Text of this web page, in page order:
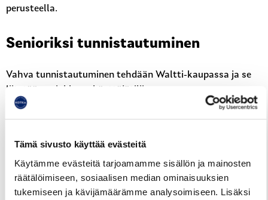
Tämä sivusto käyttää evästeitä
Käytämme evästeitä tarjoamamme sisällön ja mainosten
räätälöimiseen, sosiaalisen median ominaisuuksien
tukemiseen ja kävijämäärämme analysoimiseen. Lisäksi
perusteella.
Senioriksi tunnistautuminen
Vahva tunnistautuminen tehdään Waltti-kaupassa ja se
liitetään asiakkaan käyttäjätiliin.
Waltti-
Rekisteröitymisen jälkeen asiakas kirjautuu Waltti-
kauppaan ja tunnistautuu vahvasti omilla
verkkopankkitunnuksilla tai mobiilivarmenteella
Tunnistaudu vahvasti-painikkeesta.